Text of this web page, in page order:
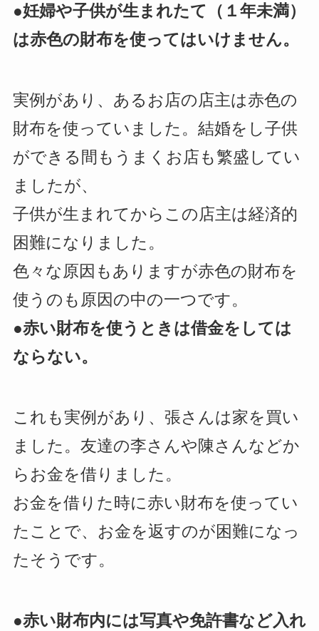
●妊婦や子供が生まれたて（１年未満）
は赤色の財布を使ってはいけません。
実例があり、あるお店の店主は赤色の
財布を使っていました。結婚をし子供
ができる間もうまくお店も繁盛してい
ましたが、
子供が生まれてからこの店主は経済的
困難になりました。
色々な原因もありますが赤色の財布を
使うのも原因の中の一つです。
●赤い財布を使うときは借金をしては
ならない。
これも実例があり、張さんは家を買い
ました。友達の李さんや陳さんなどか
らお金を借りました。
お金を借りた時に赤い財布を使ってい
たことで、お金を返すのが困難になっ
たそうです。
●赤い財布内には写真や免許書など入れ